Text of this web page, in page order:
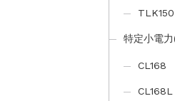
TLK150
特定小電
CL168
CL168L